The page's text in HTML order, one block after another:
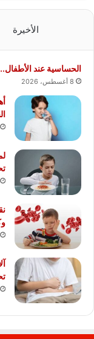
الأخيرة
الحساسية عند
8 أغسطس، 2026